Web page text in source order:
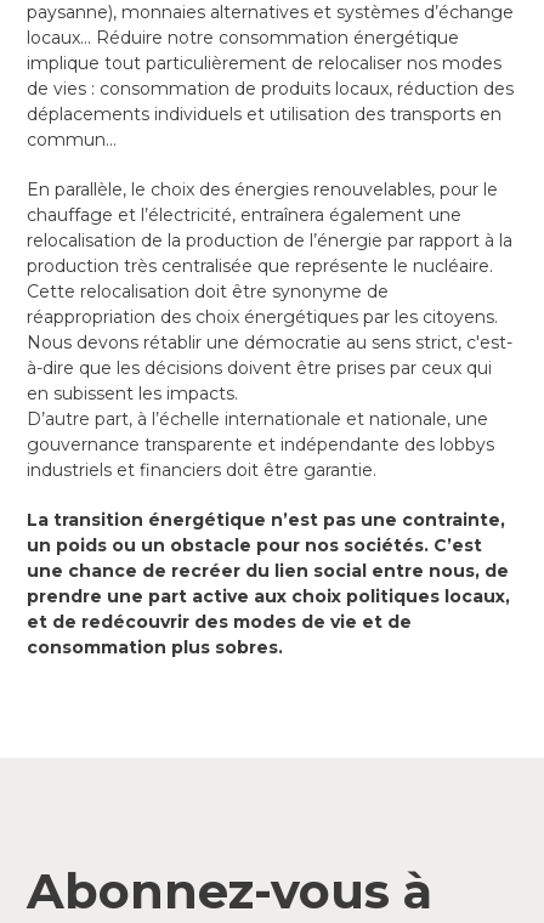
paysanne), monnaies alternatives et systèmes d’échange
locaux… Réduire notre consommation énergétique
implique tout particulièrement de relocaliser nos modes
de vies : consommation de produits locaux, réduction des
déplacements individuels et utilisation des transports en
commun…
En parallèle, le choix des énergies renouvelables, pour le
chauffage et l’électricité, entraînera également une
relocalisation de la production de l’énergie par rapport à la
production très centralisée que représente le nucléaire.
Cette relocalisation doit être synonyme de
réappropriation des choix énergétiques par les citoyens.
Nous devons rétablir une démocratie au sens strict, c'est-
à-dire que les décisions doivent être prises par ceux qui
en subissent les impacts.
D’autre part, à l’échelle internationale et nationale, une
gouvernance transparente et indépendante des lobbys
industriels et financiers doit être garantie.
La transition énergétique n’est pas une contrainte,
un poids ou un obstacle pour nos sociétés. C’est
une chance de recréer du lien social entre nous, de
prendre une part active aux choix politiques locaux,
et de redécouvrir des modes de vie et de
consommation plus sobres.
Abonnez-vous à